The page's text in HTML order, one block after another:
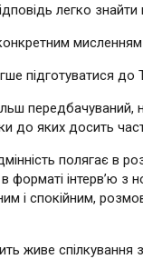
легко
мисленням
підготуватися до
передбачуваний,
до яких досить
полягає в
форматі інтерв’ю з
і спокійним,
живе спілкування